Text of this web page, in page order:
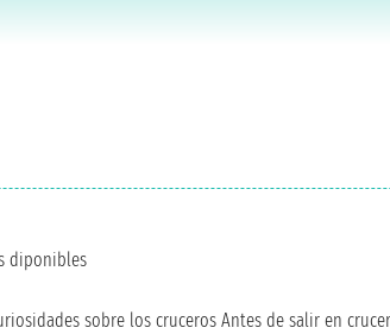
diponibles
sobre los cruceros Antes de salir en